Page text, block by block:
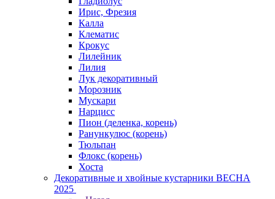
Ирис, Фрезия
Калла
Клематис
Крокус
Лилейник
Лилия
Лук декоративный
Морозник
Мускари
Нарцисс
Пион (деленка, корень)
Ранункулюс (корень)
Тюльпан
Флокс (корень)
Хоста
Декоративные и хвойные кустарники ВЕСНА
2025